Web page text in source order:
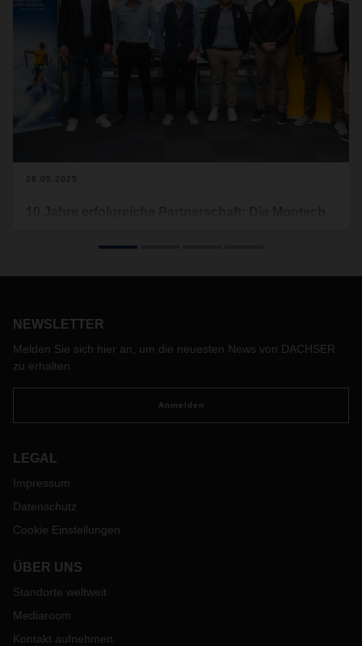
26.05.2025
eine erfolgreiche Partnerschaft, die auf gemeinsamen
Anlässlich des 10-jährigen Jubiläums wurde ein Jubiläums-
NEWSLETTER
Melden Sie sich hier an, um die neuesten News von DACHSER
zu erhalten.
Anmelden
LEGAL
Impressum
Datenschutz
Cookie Einstellungen
ÜBER UNS
Standorte weltweit
Mediaroom
Kontakt aufnehmen